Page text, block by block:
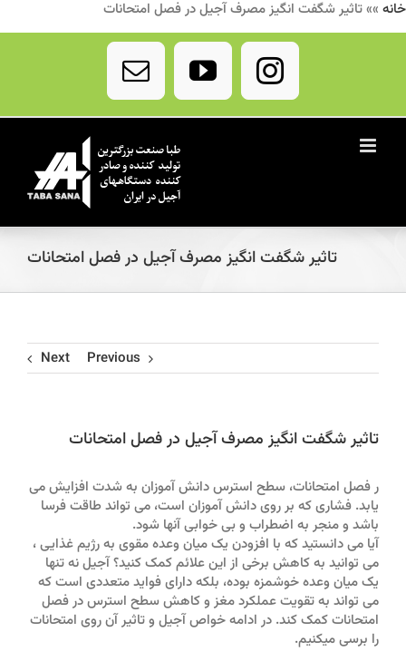
خانه »»تاثیر شگفت انگیز مصرف آجیل در فصل امتحانات
Instagram
YouTube
Email
تاثیر شگفت انگیز مصرف آجیل در فصل امتحانات
Previous
Next
تاثیر شگفت انگیز مصرف آجیل در فصل امتحانات
ر فصل امتحانات، سطح استرس دانش آموزان به شدت افزایش می
یابد. فشاری که بر روی دانش آموزان است، می تواند طاقت فرسا
باشد و منجر به اضطراب و بی خوابی آنها شود.
آیا می دانستید که با افزودن یک میان وعده مقوی به رژیم غذایی ،
می توانید به کاهش برخی از این علائم کمک کنید؟ آجیل نه تنها
یک میان وعده خوشمزه بوده، بلکه دارای فواید متعددی است که
می تواند به تقویت عملکرد مغز و کاهش سطح استرس در فصل
امتحانات کمک کند. در ادامه خواص آجیل و تاثیر آن روی امتحانات
را برسی میکنیم.